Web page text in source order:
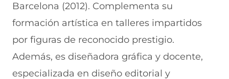
Barcelona (2012). Complementa su
formación artística en talleres impartidos
por figuras de reconocido prestigio.
Además, es diseñadora gráfica y docente,
especializada en diseño editorial y